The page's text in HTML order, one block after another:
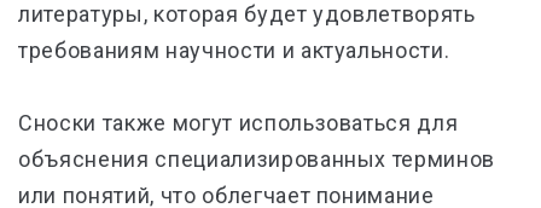
литературы, которая будет удовлетворять
требованиям научности и актуальности.
Сноски также могут использоваться для
объяснения специализированных терминов
или понятий, что облегчает понимание